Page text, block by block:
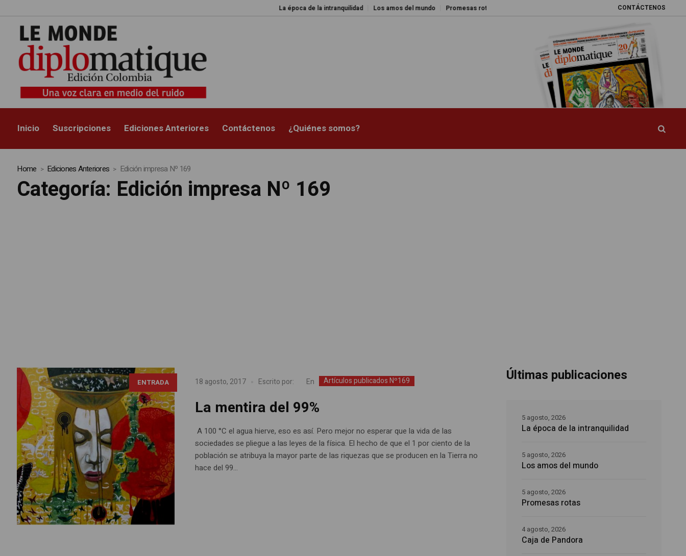
CONTÁCTENOS
La época de la intranquilidad Los amos del mundo Promesas rotas Caja de Pandora La esquiva reforma del sistema sanitario en
Inicio Suscripciones Ediciones Anteriores Contáctenos ¿Quiénes somos?
Home Ediciones Anteriores Edición impresa Nº 169
Categoría: Edición impresa Nº 169
ENTRADA 18 agosto, 2017 Escrito por: En Artículos publicados Nº169
La mentira del 99%
A 100 °C el agua hierve, eso es así. Pero mejor no esperar que la vida de las
sociedades se pliegue a las leyes de la física. El hecho de que el 1 por ciento de la
población se atribuya la mayor parte de las riquezas que se producen en la Tierra no
hace del 99...
Últimas publicaciones
La época de la intranquilidad
5 agosto, 2026
Los amos del mundo
5 agosto, 2026
Promesas rotas
5 agosto, 2026
Caja de Pandora
4 agosto, 2026